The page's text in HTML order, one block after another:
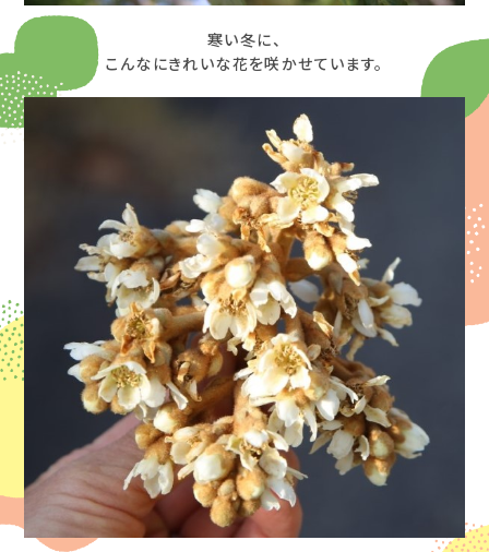
寒い冬に、
こんなにきれいな花を咲かせています。